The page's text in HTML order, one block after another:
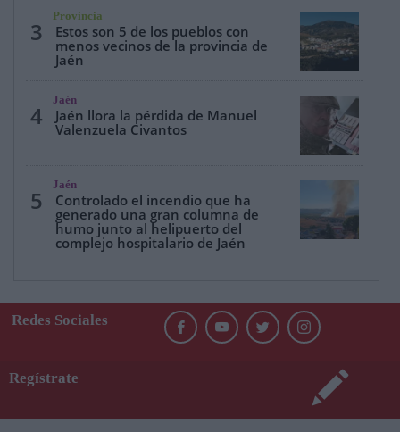
3
Provincia
Estos son 5 de los pueblos con
menos vecinos de la provincia de
Jaén
4
Jaén
Jaén llora la pérdida de Manuel
Valenzuela Civantos
5
Jaén
Controlado el incendio que ha
generado una gran columna de
humo junto al helipuerto del
complejo hospitalario de Jaén
Redes Sociales
Regístrate